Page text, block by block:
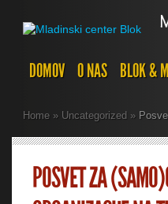
DOMOV O NAS BLOK &
Home » Uncategorized »
POSVET ZA